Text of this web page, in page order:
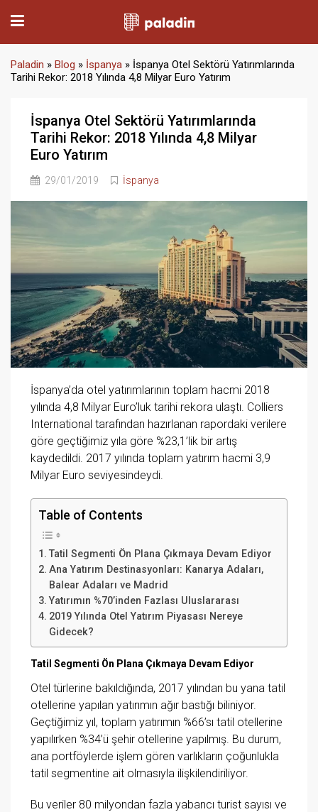
Paladin » Blog » İspanya » İspanya Otel Sektörü Yatırımlarında
Tarihi Rekor: 2018 Yılında 4,8 Milyar Euro Yatırım
İspanya Otel Sektörü Yatırımlarında
Tarihi Rekor: 2018 Yılında 4,8 Milyar
Euro Yatırım
29/01/2019 İspanya
İspanya’da otel yatırımlarının toplam hacmi 2018
yılında 4,8 Milyar Euro’luk tarihi rekora ulaştı. Colliers
International tarafından hazırlanan rapordaki verilere
göre geçtiğimiz yıla göre %23,1’lik bir artış
kaydedildi. 2017 yılında toplam yatırım hacmi 3,9
Milyar Euro seviyesindeydi.
Table of Contents
Tatil Segmenti Ön Plana Çıkmaya Devam Ediyor
Ana Yatırım Destinasyonları: Kanarya Adaları,
Balear Adaları ve Madrid
Yatırımın %70’inden Fazlası Uluslararası
2019 Yılında Otel Yatırım Piyasası Nereye
Gidecek?
Tatil Segmenti Ön Plana Çıkmaya Devam Ediyor
Otel türlerine bakıldığında, 2017 yılından bu yana tatil
otellerine yapılan yatırımın ağır bastığı biliniyor.
Geçtiğimiz yıl, toplam yatırımın %66’sı tatil otellerine
yapılırken %34’ü şehir otellerine yapılmış. Bu durum,
ana portföylerde işlem gören varlıkların çoğunlukla
tatil segmentine ait olmasıyla ilişkilendiriliyor.
Bu veriler 80 milyondan fazla yabancı turist sayısı ve